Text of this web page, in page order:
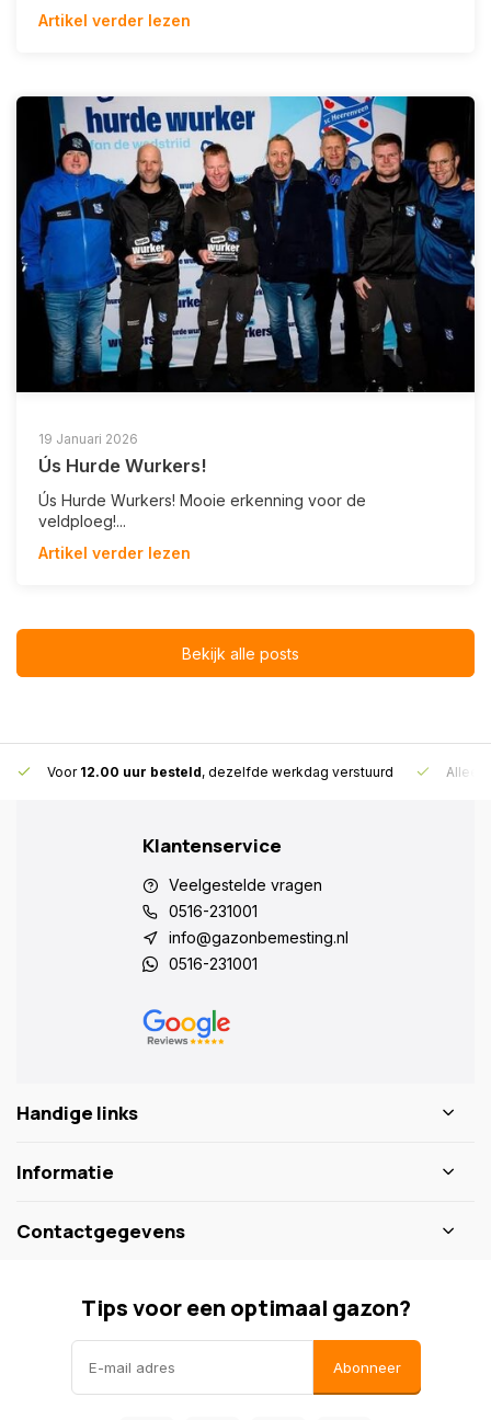
Artikel verder lezen
19 Januari 2026
Ús Hurde Wurkers!
Ús Hurde Wurkers! Mooie erkenning voor de
veldploeg!...
Artikel verder lezen
Bekijk alle posts
Voor 12.00 uur besteld, dezelfde werkdag verstuurd Alleen
Klantenservice
Veelgestelde vragen
0516-231001
info@gazonbemesting.nl
0516-231001
Handige links
Informatie
Contactgegevens
Tips voor een optimaal gazon?
Abonneer